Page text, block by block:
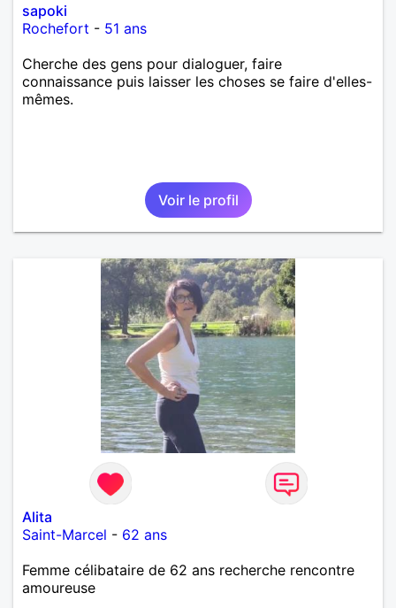
sapoki
Rochefort - 51 ans
Cherche des gens pour dialoguer, faire
connaissance puis laisser les choses se faire d'elles-
mêmes.
Voir le profil
Alita
Saint-Marcel - 62 ans
Femme célibataire de 62 ans recherche rencontre
amoureuse